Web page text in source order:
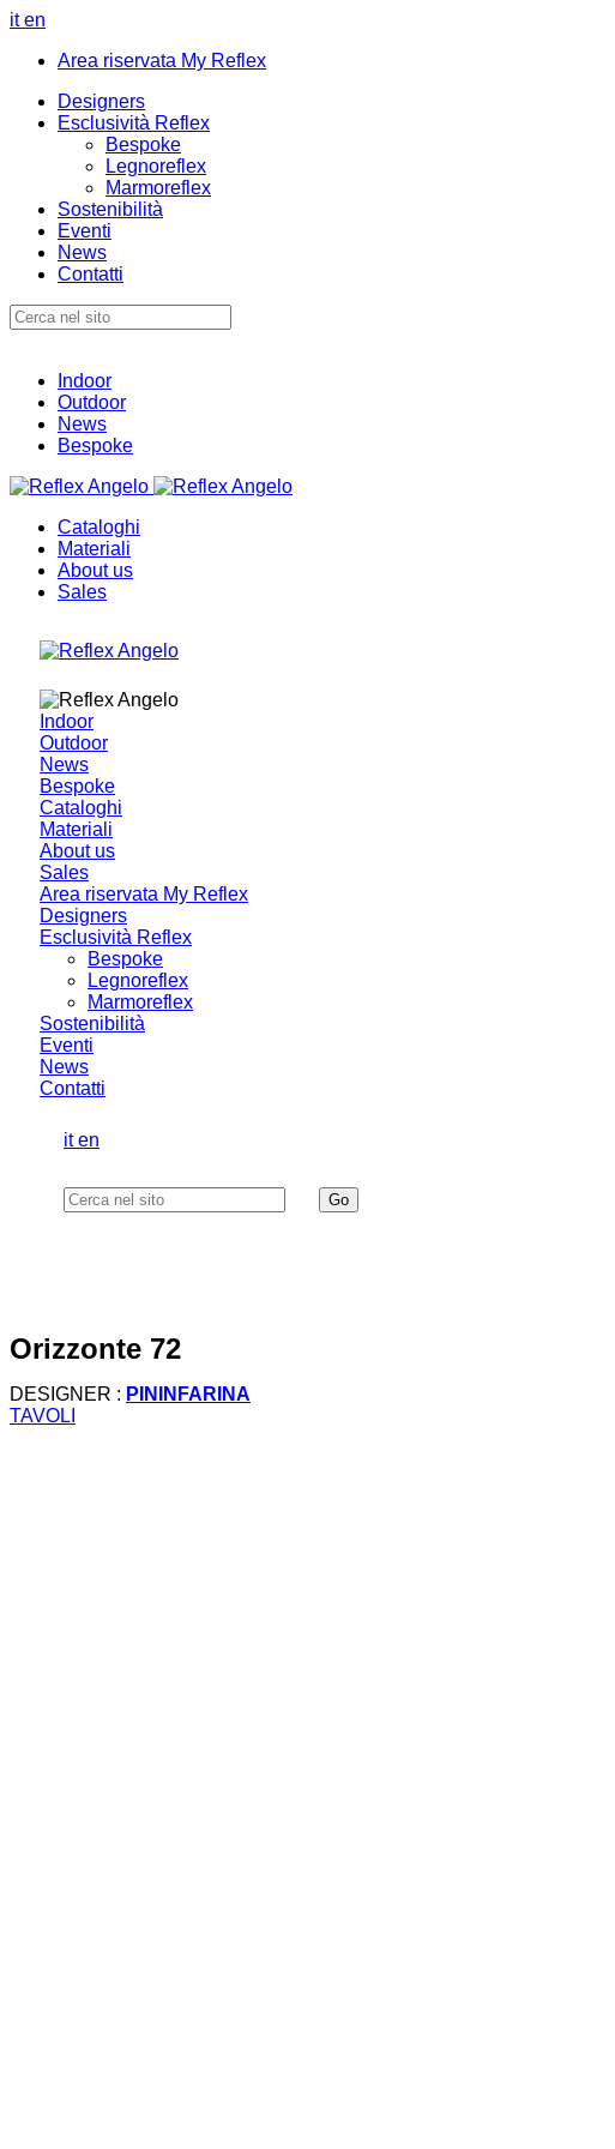
it en
Area riservata My Reflex
Designers
Esclusività Reflex
Bespoke
Legnoreflex
Marmoreflex
Sostenibilità
Eventi
News
Contatti
Indoor
Outdoor
News
Bespoke
Cataloghi
Materiali
About us
Sales
Indoor
Outdoor
News
Bespoke
Cataloghi
Materiali
About us
Sales
Area riservata My Reflex
Designers
Esclusività Reflex
Bespoke
Legnoreflex
Marmoreflex
Sostenibilità
Eventi
News
Contatti
it en
orizzonte 72
DESIGNER : PININFARINA
TAVOLI